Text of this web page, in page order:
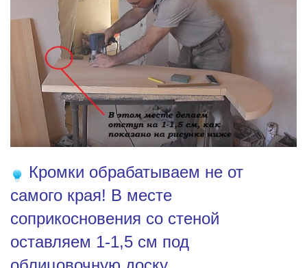
Кромки обрабатываем не от
самого края! В месте
соприкосновения со стеной
оставляем 1-1,5 см под